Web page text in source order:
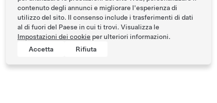
contenuto degli annunci e migliorare l'esperienza di
utilizzo del sito. Il consenso include i trasferimenti di dati
al di fuori del Paese in cui ti trovi. Visualizza le
Impostazioni dei cookie per ulteriori informazioni.
Accetta
Rifiuta